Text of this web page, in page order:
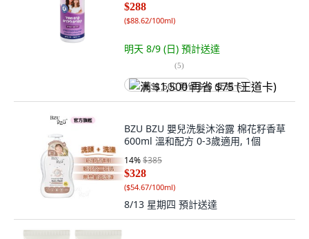
$288
($88.62/100ml)
明天 8/9 (日) 預計送達
(5)
满 $1,500 再省 $75 (王道卡)
BZU BZU 嬰兒洗髮沐浴露 棉花籽香草
600ml 溫和配方 0-3歲適用, 1個
14%$385
$328
($54.67/100ml)
8/13 星期四 預計送達